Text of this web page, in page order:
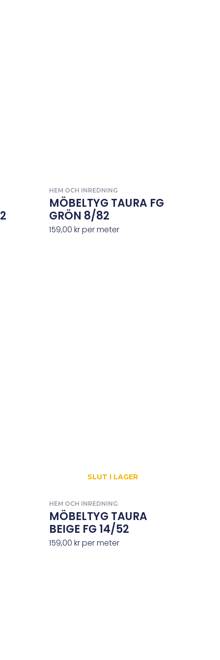
HEM OCH INREDNING
MÖBELTYG TAURA FG
GRÖN 8/82
159,00krper meter
SLUT I LAGER
HEM OCH INREDNING
MÖBELTYG TAURA
BEIGE FG 14/52
159,00krper meter